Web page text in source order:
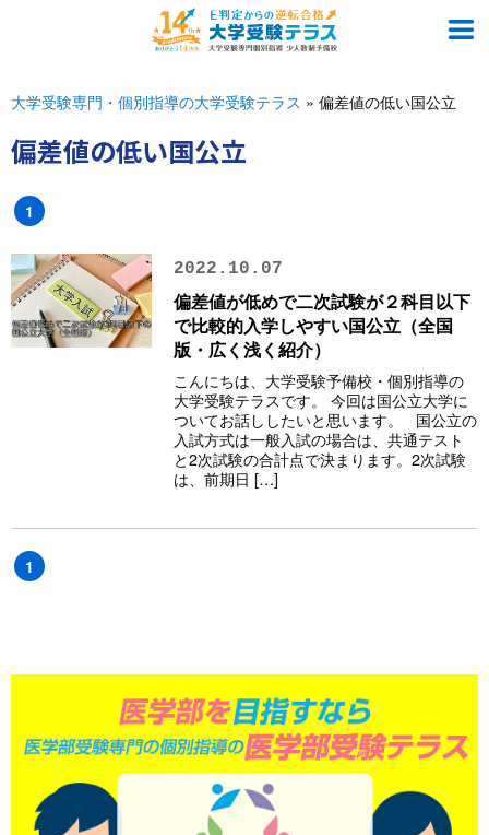
大学受験専門・個別指導の大学受験テラス » 偏差値の低い国公立
偏差値の低い国公立
1
2022.10.07
偏差値が低めで二次試験が２科目以下
で比較的入学しやすい国公立（全国
版・広く浅く紹介）
こんにちは、大学受験予備校・個別指導の
大学受験テラスです。 今回は国公立大学に
ついてお話ししたいと思います。 国公立の
入試方式は一般入試の場合は、共通テスト
と2次試験の合計点で決まります。2次試験
は、前期日 […]
1